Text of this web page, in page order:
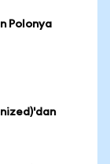
Polonya